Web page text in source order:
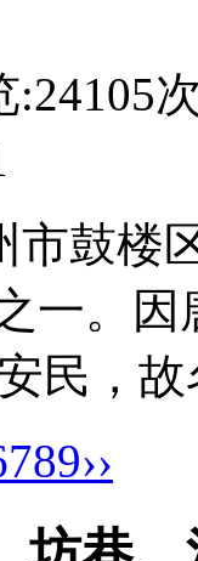
:24105
市鼓楼
一。
民，故
789››